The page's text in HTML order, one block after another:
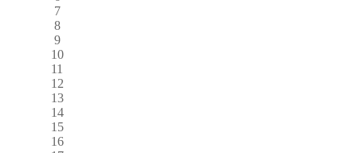
7
8
9
10
11
12
13
14
15
16